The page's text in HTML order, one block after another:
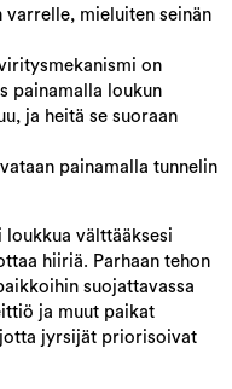
mieluiten seinän
on
painamalla loukun
ja heitä se suoraan
painamalla tunnelin
loukkua välttääksesi
hiiriä. Parhaan tehon
suojattavassa
ja muut paikat
jyrsijät priorisoivat